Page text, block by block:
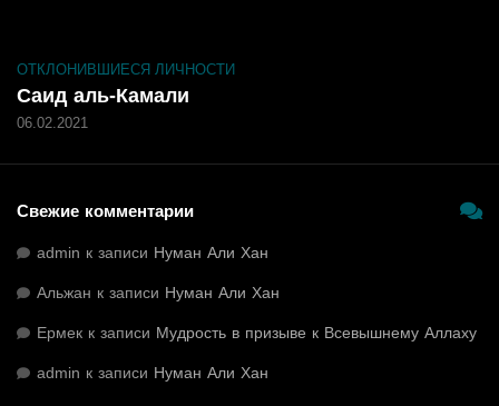
ОТКЛОНИВШИЕСЯ ЛИЧНОСТИ
Саид аль-Камали
06.02.2021
Свежие комментарии
admin к записи Нуман Али Хан
Альжан к записи Нуман Али Хан
Ермек к записи Мудрость в призыве к Всевышнему Аллаху
admin к записи Нуман Али Хан